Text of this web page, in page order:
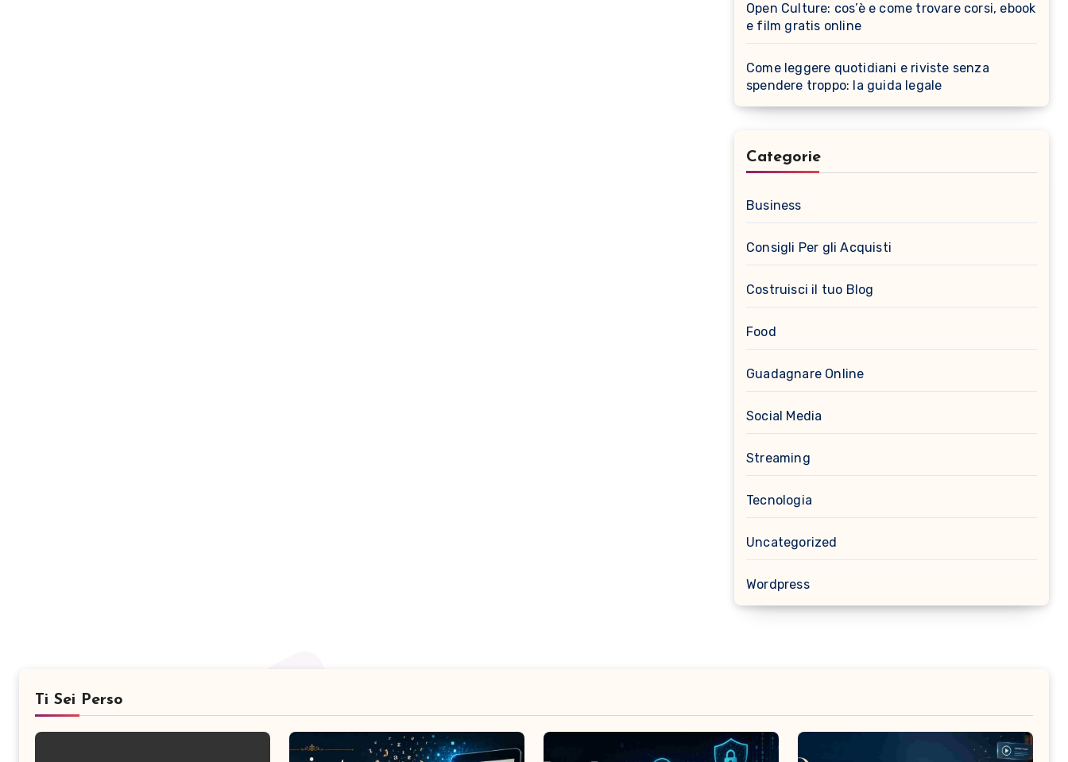
Open Culture: cos’è e come trovare corsi, ebook
e film gratis online
Come leggere quotidiani e riviste senza
spendere troppo: la guida legale
Categorie
Business
Consigli Per gli Acquisti
Costruisci il tuo Blog
Food
Guadagnare Online
Social Media
Streaming
Tecnologia
Uncategorized
Wordpress
Ti Sei Perso